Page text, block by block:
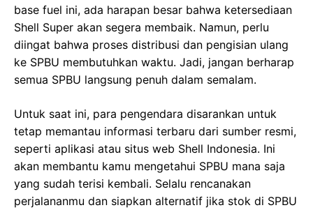
base fuel ini, ada harapan besar bahwa ketersediaan
Shell Super akan segera membaik. Namun, perlu
diingat bahwa proses distribusi dan pengisian ulang
ke SPBU membutuhkan waktu. Jadi, jangan berharap
semua SPBU langsung penuh dalam semalam.
Untuk saat ini, para pengendara disarankan untuk
tetap memantau informasi terbaru dari sumber resmi,
seperti aplikasi atau situs web Shell Indonesia. Ini
akan membantu kamu mengetahui SPBU mana saja
yang sudah terisi kembali. Selalu rencanakan
perjalananmu dan siapkan alternatif jika stok di SPBU